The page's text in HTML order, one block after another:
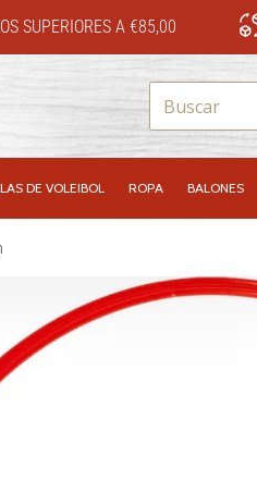
SUPERIORES A €85,00
DE VOLEIBOL ROPA BALONES